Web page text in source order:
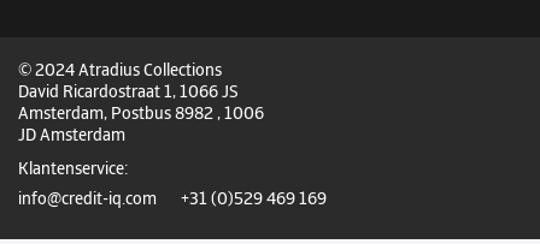
© 2024 Atradius Collections
David Ricardostraat 1, 1066 JS
Amsterdam, Postbus 8982 , 1006
JD Amsterdam
Klantenservice:
info@credit-iq.com
+31 (0)529 469 169